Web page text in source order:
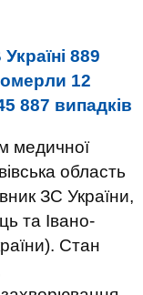
Україні 889
12
887 випадків
медичної
область
ЗС України,
та Івано-
Стан